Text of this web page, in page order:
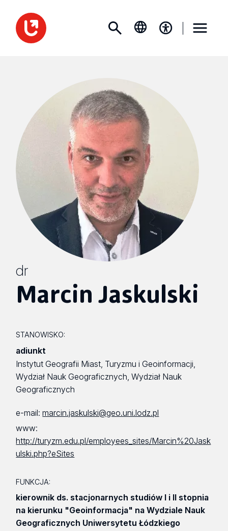
dr
Marcin Jaskulski
STANOWISKO:
adiunkt
Instytut Geografii Miast, Turyzmu i Geoinformacji,
Wydział Nauk Geograficznych, Wydział Nauk
Geograficznych
e-mail:marcin.jaskulski@geo.uni.lodz.pl
www:
http://turyzm.edu.pl/employees_sites/Marcin%20Jask
ulski.php?eSites
FUNKCJA:
kierownik ds. stacjonarnych studiów I i II stopnia
na kierunku "Geoinformacja" na Wydziale Nauk
Geograficznych Uniwersytetu Łódzkiego